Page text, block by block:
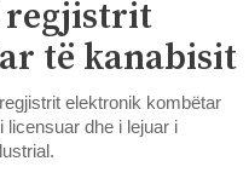
të kanabisit
elektronik kombëtar
licensuar dhe i lejuar i